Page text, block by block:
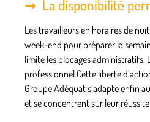
La disponibilité
Les travailleurs en horaires de
week-end pour préparer la
limite les blocages
professionnel.Cette liberté
Groupe Adéquat s’adapte enfin
et se concentrent sur leur